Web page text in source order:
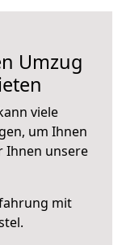
Umzug
viele
um Ihnen
Ihnen unsere
mit
.